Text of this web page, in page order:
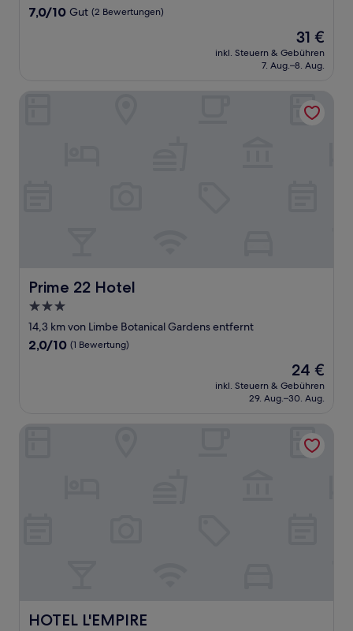
Unterkunft
7.0
7,0/10 Gut (2 Bewertungen)
Der
Preis
beträgt
31 €
inkl. Steuern & Gebühren
7. Aug.–8. Aug.
Prime 22 Hotel
Prime 22 Hotel
3.0-
Sterne-
Unterkunft
14,3 km von Limbe Botanical Gardens entfernt
2.0
2,0/10 (1 Bewertung)
Der
Preis
beträgt
24 €
inkl. Steuern & Gebühren
29. Aug.–30. Aug.
HOTEL L'EMPIRE
HOTEL L'EMPIRE